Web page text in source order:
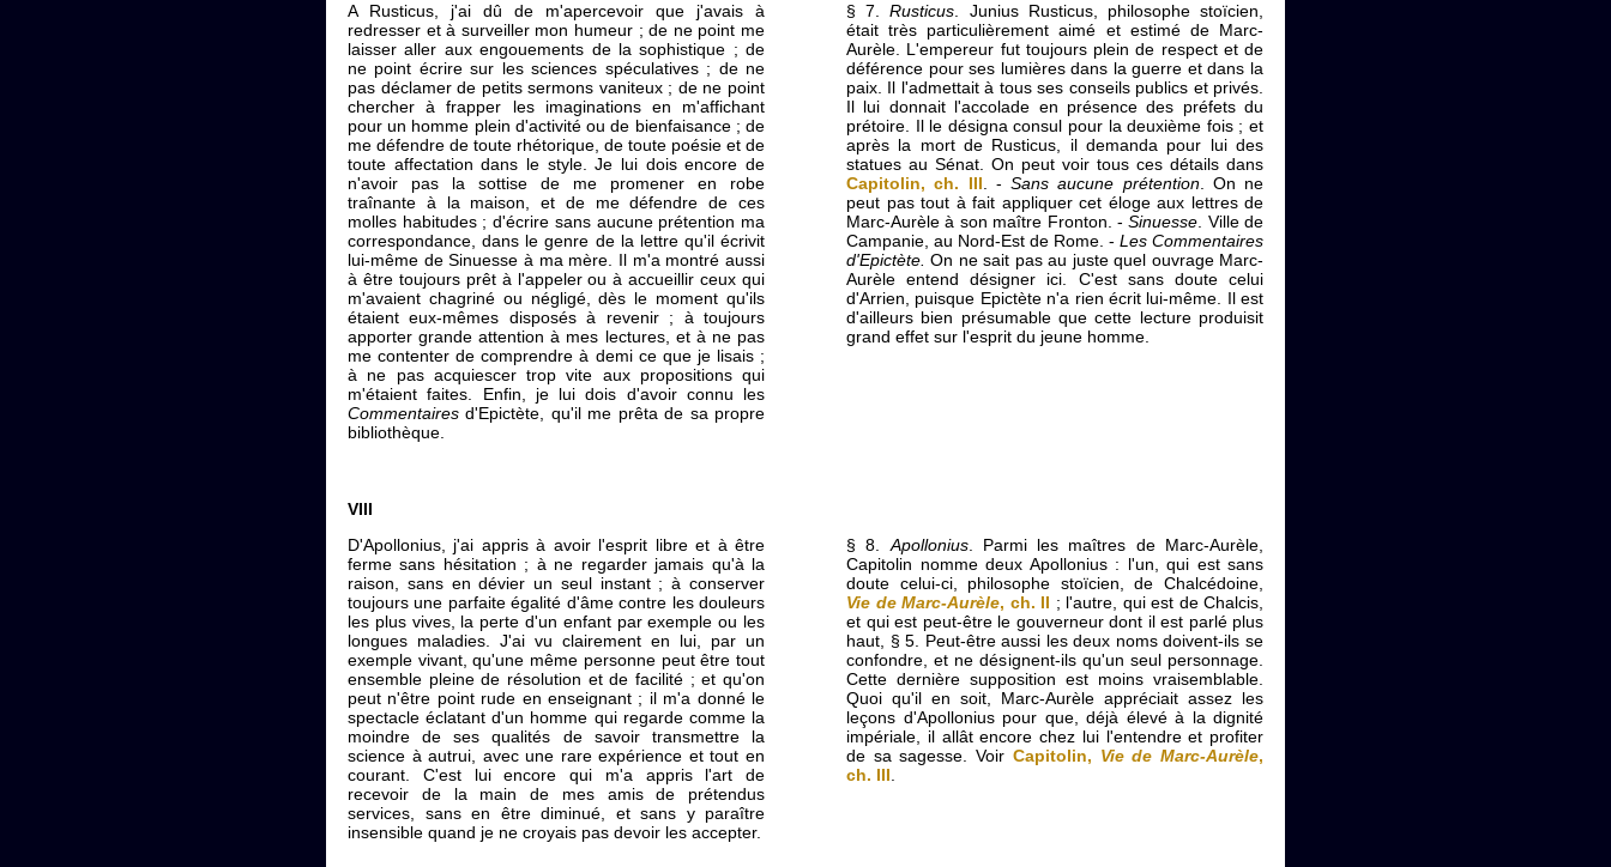
A Rusticus, j'ai dû de m'apercevoir que j'avais à
redresser et à surveiller mon humeur ; de ne point me
laisser aller aux engouements de la sophistique ; de
ne point écrire sur les sciences spéculatives ; de ne
pas déclamer de petits sermons vaniteux ; de ne point
chercher à frapper les imaginations en m'affichant
pour un homme plein d'activité ou de bienfaisance ; de
me défendre de toute rhétorique, de toute poésie et de
toute affectation dans le style. Je lui dois encore de
n'avoir pas la sottise de me promener en robe
traînante à la maison, et de me défendre de ces
molles habitudes ; d'écrire sans aucune prétention ma
correspondance, dans le genre de la lettre qu'il écrivit
lui-même de Sinuesse à ma mère. Il m'a montré aussi
à être toujours prêt à l'appeler ou à accueillir ceux qui
m'avaient chagriné ou négligé, dès le moment qu'ils
étaient eux-mêmes disposés à revenir ; à toujours
apporter grande attention à mes lectures, et à ne pas
me contenter de comprendre à demi ce que je lisais ;
à ne pas acquiescer trop vite aux propositions qui
m'étaient faites. Enfin, je lui dois d'avoir connu les
Commentaires d'Epictète, qu'il me prêta de sa propre
bibliothèque.
§ 7.Rusticus . Junius Rusticus, philosophe stoïcien,
était très particulièrement aimé et estimé de Marc-
Aurèle. L'empereur fut toujours plein de respect et de
déférence pour ses lumières dans la guerre et dans la
paix. Il l'admettait à tous ses conseils publics et privés.
Il lui donnait l'accolade en présence des préfets du
prétoire. Il le désigna consul pour la deuxième fois ; et
après la mort de Rusticus, il demanda pour lui des
statues au Sénat. On peut voir tous ces détails dans
Capitolin, ch. III . - Sans aucune prétention. On ne
peut pas tout à fait appliquer cet éloge aux lettres de
Marc-Aurèle à son maître Fronton. -Sinuesse . Ville de
Campanie, au Nord-Est de Rome. - Les Commentaires
d'Epictète. On ne sait pas au juste quel ouvrage Marc-
Aurèle entend désigner ici. C'est sans doute celui
d'Arrien, puisque Epictète n'a rien écrit lui-même. Il est
d'ailleurs bien présumable que cette lecture produisit
grand effet sur l'esprit du jeune homme.
VIII
D'Apollonius, j'ai appris à avoir l'esprit libre et à être
ferme sans hésitation ; à ne regarder jamais qu'à la
raison, sans en dévier un seul instant ; à conserver
toujours une parfaite égalité d'âme contre les douleurs
les plus vives, la perte d'un enfant par exemple ou les
longues maladies. J'ai vu clairement en lui, par un
exemple vivant, qu'une même personne peut être tout
ensemble pleine de résolution et de facilité ; et qu'on
peut n'être point rude en enseignant ; il m'a donné le
spectacle éclatant d'un homme qui regarde comme la
moindre de ses qualités de savoir transmettre la
science à autrui, avec une rare expérience et tout en
courant. C'est lui encore qui m'a appris l'art de
recevoir de la main de mes amis de prétendus
services, sans en être diminué, et sans y paraître
insensible quand je ne croyais pas devoir les accepter.
§ 8. Apollonius. Parmi les maîtres de Marc-Aurèle,
Capitolin nomme deux Apollonius : l'un, qui est sans
doute celui-ci, philosophe stoïcien, de Chalcédoine,
Vie de Marc-Aurèle, ch. II ; l'autre, qui est de Chalcis,
et qui est peut-être le gouverneur dont il est parlé plus
haut, § 5. Peut-être aussi les deux noms doivent-ils se
confondre, et ne désignent-ils qu'un seul personnage.
Cette dernière supposition est moins vraisemblable.
Quoi qu'il en soit, Marc-Aurèle appréciait assez les
leçons d'Apollonius pour que, déjà élevé à la dignité
impériale, il allât encore chez lui l'entendre et profiter
de sa sagesse. Voir Capitolin, Vie de Marc-Aurèle,
ch. III